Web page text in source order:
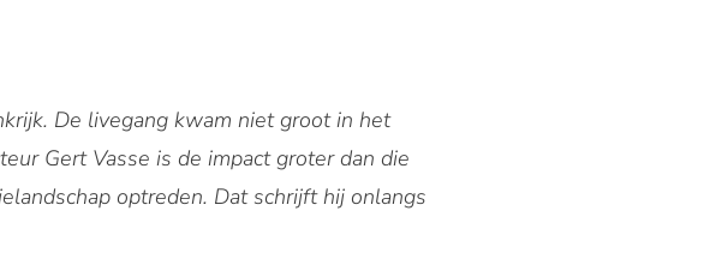
De livegang kwam niet groot in het
Gert Vasse is de impact groter dan die
optreden. Dat schrijft hij onlangs